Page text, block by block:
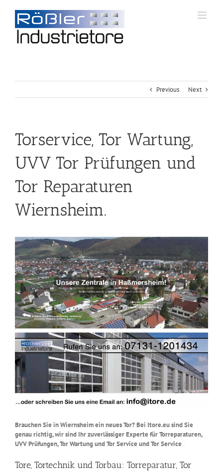
Previous Next
Torservice, Tor Wartung,
UVV Tor Prüfungen und
Tor Reparaturen
Wiernsheim.
Brauchen Sie in Wiernsheim ein neues Tor? Bei Itore.eu sind Sie
genau richtig, wir sind Ihr zuverlässiger Experte für Torreparaturen,
UVV Prüfungen, Tor Wartung und Tor Service und Tor Service .
Tore, Tortechnik und Torbau: Torreparatur, Tor